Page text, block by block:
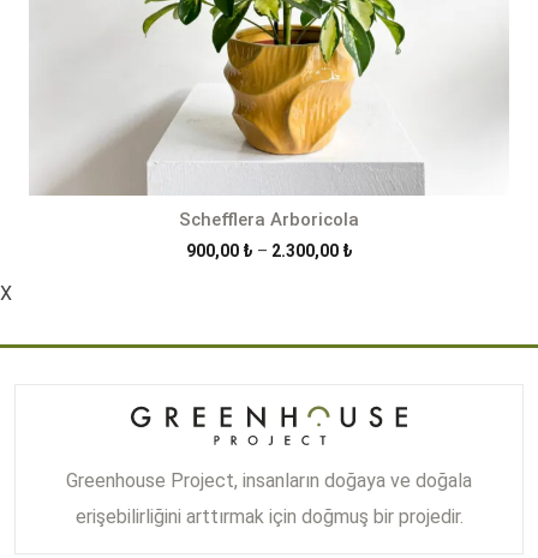
Schefflera Arboricola
900,00 ₺ – 2.300,00 ₺Fiyat
2.300,00 ₺
X
Greenhouse Project, insanların doğaya ve doğala
erişebilirliğini arttırmak için doğmuş bir projedir.